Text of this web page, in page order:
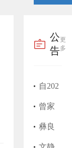
公
告
更
多
自202
5年1
月开
曾家
富医
彝良